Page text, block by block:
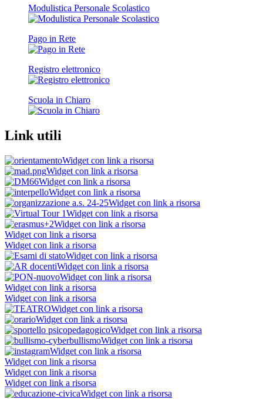
Modulistica Personale Scolastico
Pago in Rete
Registro elettronico
Scuola in Chiaro
Link utili
Widget con link a risorsa
Widget con link a risorsa
Widget con link a risorsa
Widget con link a risorsa
Widget con link a risorsa
Widget con link a risorsa
Widget con link a risorsa
Widget con link a risorsa
Widget con link a risorsa
Widget con link a risorsa
Widget con link a risorsa
Widget con link a risorsa
Widget con link a risorsa
Widget con link a risorsa
Widget con link a risorsa
Widget con link a risorsa
Widget con link a risorsa
Widget con link a risorsa
Widget con link a risorsa
Widget con link a risorsa
Widget con link a risorsa
Widget con link a risorsa
Widget con link a risorsa